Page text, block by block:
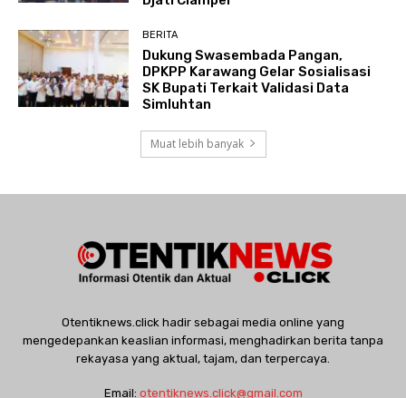
BERITA
Dukung Swasembada Pangan,
DPKPP Karawang Gelar Sosialisasi
SK Bupati Terkait Validasi Data
Simluhtan
Muat lebih banyak
Otentiknews.click hadir sebagai media online yang
mengedepankan keaslian informasi, menghadirkan berita tanpa
rekayasa yang aktual, tajam, dan terpercaya.
Email: otentiknews.click@gmail.com